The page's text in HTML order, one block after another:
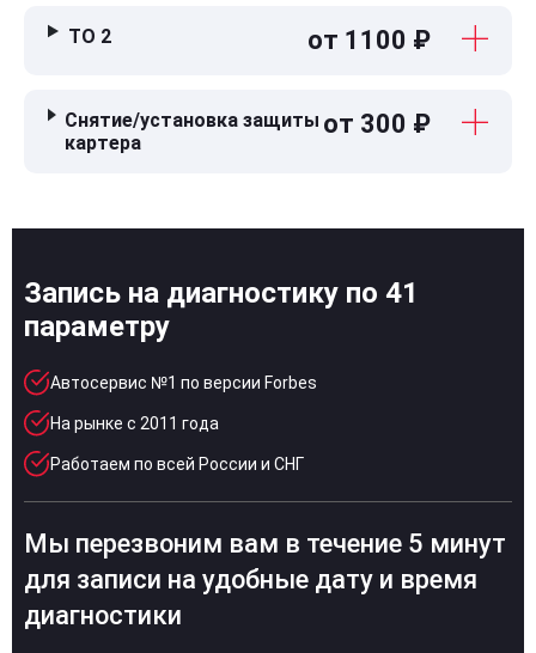
ТО 2 от 1100 ₽
Снятие/установка защиты
картера
от 300 ₽
Запись на диагностику по 41
параметру
Автосервис №1 по версии Forbes
На рынке с 2011 года
Работаем по всей России и СНГ
Мы перезвоним вам в течение 5 минут
для записи на удобные дату и время
диагностики